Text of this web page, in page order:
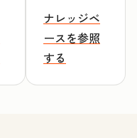
ナレッジベ
ースを参照
する